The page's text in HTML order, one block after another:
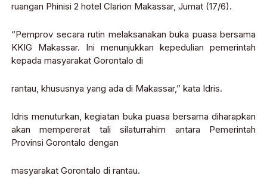
ruangan Phinisi 2 hotel Clarion Makassar, Jumat (17/6).
“Pemprov secara rutin melaksanakan buka puasa bersama
KKIG Makassar. Ini menunjukkan kepedulian pemerintah
kepada masyarakat Gorontalo di
rantau, khususnya yang ada di Makassar,” kata Idris.
Idris menuturkan, kegiatan buka puasa bersama diharapkan
akan mempererat tali silaturrahim antara Pemerintah
Provinsi Gorontalo dengan
masyarakat Gorontalo di rantau.